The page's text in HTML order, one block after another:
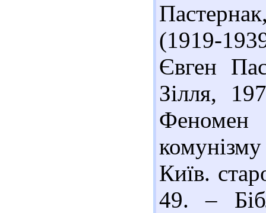
(1919-
Євген
Зілля,
Київ.
49. –